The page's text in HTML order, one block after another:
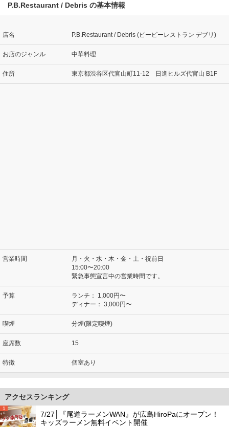
P.B.Restaurant / Debris の基本情報
店名 P.B.Restaurant / Debris (ピービーレストラン デブリ)
お店のジャンル 中華料理
住所 東京都渋谷区代官山町11-12 日進ヒルズ代官山 B1F
営業時間
月・火・水・木・金・土・祝前日
15:00〜20:00
緊急事態宣言中の営業時間です。
予算 ランチ：
1,000円〜
ディナー： 3,000円〜
喫煙 分煙(限定喫煙)
座席数 15
特徴 個室あり
アクセスランキング
1
7/27│『尾道ラーメンWAN』が広島HiroPaにオープン！
キッズラーメン無料イベント開催